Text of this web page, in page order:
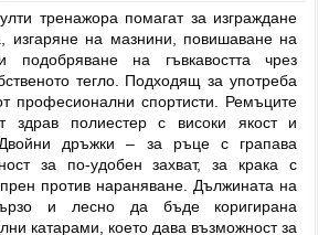
тренажора помагат за изграждане
изгаряне на мазнини, повишаване на
подобряване на гъвкавостта чрез
тегло. Подходящ за употреба
професионални спортисти. Ремъците
здрав полиестер с високи якост и
Двойни дръжки – за ръце с грапава
за по-удобен захват, за крака с
против нараняване. Дължината на
и лесно да бъде коригирана
катарами, което дава възможност за